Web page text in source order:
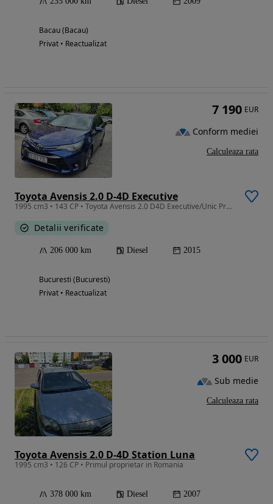
Bacau (Bacau)
Privat • Reactualizat
Toyota Avensis 2.0 D-4D Executive
1995 cm3 • 143 CP • Toyota Avensis 2.0 D4D Executive/Unic Proprietar/Istoric detaliat
Detalii verificate
206 000 km Diesel 2015
Bucuresti (Bucuresti)
Privat • Reactualizat
7 190 EUR
Conform mediei
Calculeaza rata
Toyota Avensis 2.0 D-4D Station Luna
1995 cm3 • 126 CP • Primul proprietar in Romania
378 000 km Diesel 2007
3 000 EUR
Sub medie
Calculeaza rata